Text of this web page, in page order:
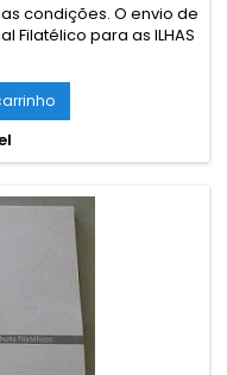
condições. O envio de
Filatélico para as ILHAS
terá que ser
o custo de envio.
and other philatelic
by email, instead